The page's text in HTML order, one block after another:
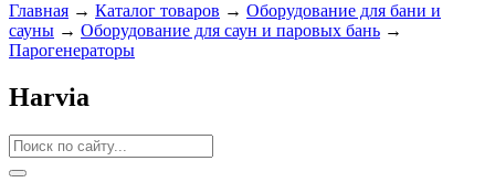
Главная → Каталог товаров → Оборудование для бани и
сауны → Оборудование для саун и паровых бань →
Парогенераторы
Harvia